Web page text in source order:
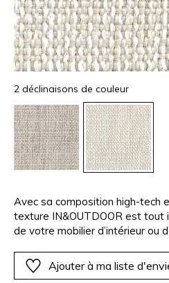
2 déclinaisons de couleur
Avec sa composition high-tech
texture IN&OUTDOOR est tout
de votre mobilier d’intérieur ou
une excellente solidité des
intempéries. Elles sont
Ajouter à ma liste